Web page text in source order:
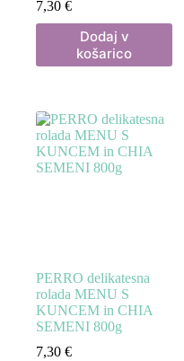
7,30 €
Dodaj v
košarico
PERRO delikatesna
rolada MENU S
KUNCEM in CHIA
SEMENI 800g
7,30 €